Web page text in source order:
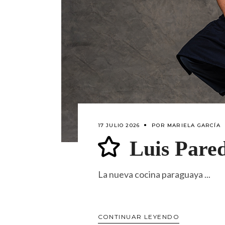
17 JULIO 2026 POR MARIELA GARCÍA
Luis
La nueva cocina paraguaya
CONTINUAR LEYENDO